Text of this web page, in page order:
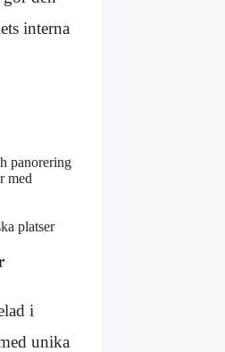
interna
panorering
med
platser
i
unika